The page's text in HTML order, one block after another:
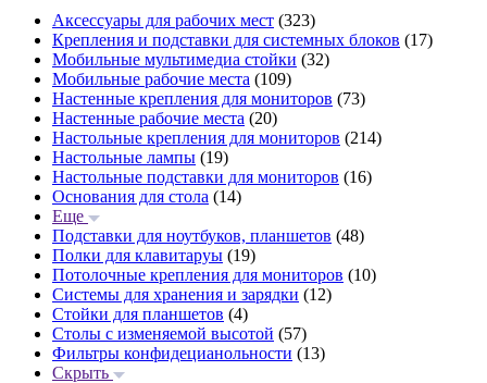
Аксессуары для рабочих мест (323)
Крепления и подставки для системных блоков (17)
Мобильные мультимедиа стойки (32)
Мобильные рабочие места (109)
Настенные крепления для мониторов (73)
Настенные рабочие места (20)
Настольные крепления для мониторов (214)
Настольные лампы (19)
Настольные подставки для мониторов (16)
Основания для стола (14)
Еще
Подставки для ноутбуков, планшетов (48)
Полки для клавитаруы (19)
Потолочные крепления для мониторов (10)
Системы для хранения и зарядки (12)
Стойки для планшетов (4)
Столы с изменяемой высотой (57)
Фильтры конфидецианольности (13)
Скрыть